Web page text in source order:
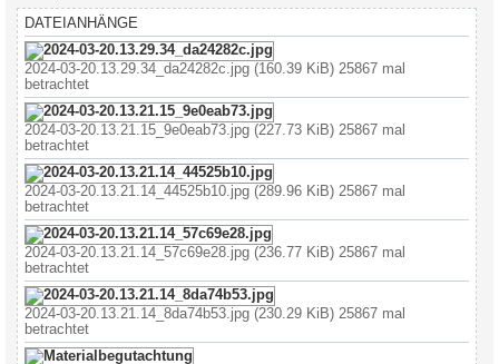
DATEIANHÄNGE
2024-03-20.13.29.34_da24282c.jpg (160.39 KiB) 25867 mal
betrachtet
2024-03-20.13.21.15_9e0eab73.jpg (227.73 KiB) 25867 mal
betrachtet
2024-03-20.13.21.14_44525b10.jpg (289.96 KiB) 25867 mal
betrachtet
2024-03-20.13.21.14_57c69e28.jpg (236.77 KiB) 25867 mal
betrachtet
2024-03-20.13.21.14_8da74b53.jpg (230.29 KiB) 25867 mal
betrachtet